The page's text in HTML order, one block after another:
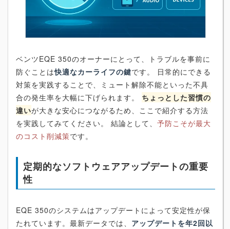
ベンツEQE 350のオーナーにとって、トラブルを事前に
防ぐことは快適なカーライフの鍵です。 日常的にできる
対策を実践することで、ミュート解除不能といった不具
合の発生率を大幅に下げられます。 ちょっとした習慣の
違いが大きな安心につながるため、ここで紹介する方法
を実践してみてください。 結論として、 予防こそが最大
のコスト削減策です。
定期的なソフトウェアアップデートの重要
性
EQE 350のシステムはアップデートによって安定性が保
たれています。最新データでは、 アップデートを年2回以